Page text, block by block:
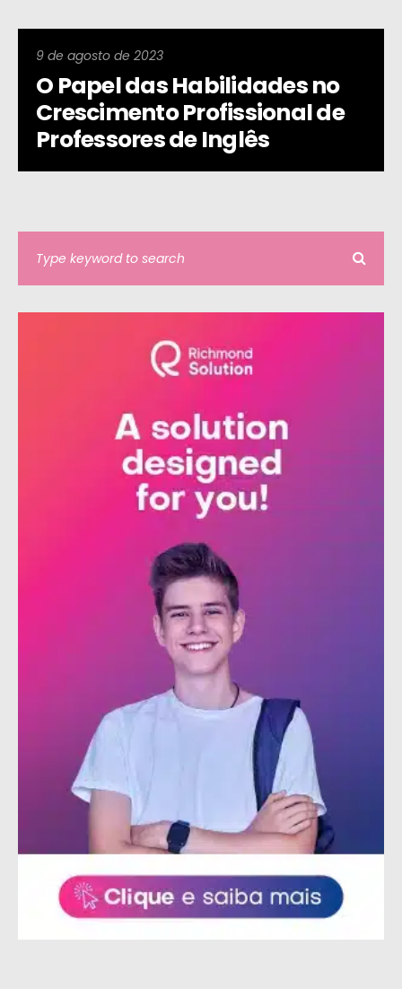
9 de agosto de 2023
O Papel das Habilidades no
Crescimento Profissional de
Professores de Inglês